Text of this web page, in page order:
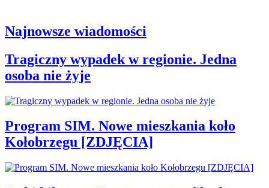
Najnowsze wiadomości
Tragiczny wypadek w regionie. Jedna
osoba nie żyje
Program SIM. Nowe mieszkania koło
Kołobrzegu [ZDJĘCIA]